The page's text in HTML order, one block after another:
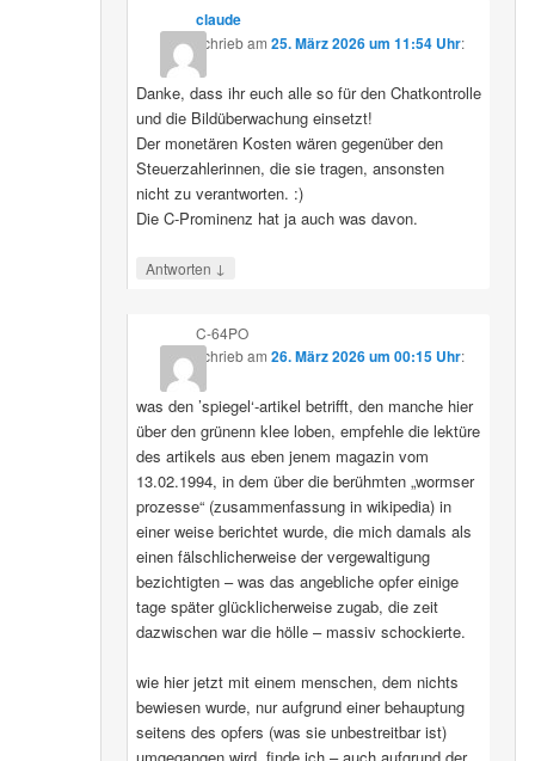
claude
schriebam 25. März 2026 um 11:54 Uhr:
Danke, dass ihr euch alle so für den Chatkontrolle
und die Bildüberwachung einsetzt!
Der monetären Kosten wären gegenüber den
Steuerzahlerinnen, die sie tragen, ansonsten
nicht zu verantworten. :)
Die C-Prominenz hat ja auch was davon.
Antworten ↓
C-64PO
schriebam 26. März 2026 um 00:15 Uhr:
was den ’spiegel‘-artikel betrifft, den manche hier
über den grünenn klee loben, empfehle die lektüre
des artikels aus eben jenem magazin vom
13.02.1994, in dem über die berühmten „wormser
prozesse“ (zusammenfassung in wikipedia) in
einer weise berichtet wurde, die mich damals als
einen fälschlicherweise der vergewaltigung
bezichtigten – was das angebliche opfer einige
tage später glücklicherweise zugab, die zeit
dazwischen war die hölle – massiv schockierte.
wie hier jetzt mit einem menschen, dem nichts
bewiesen wurde, nur aufgrund einer behauptung
seitens des opfers (was sie unbestreitbar ist)